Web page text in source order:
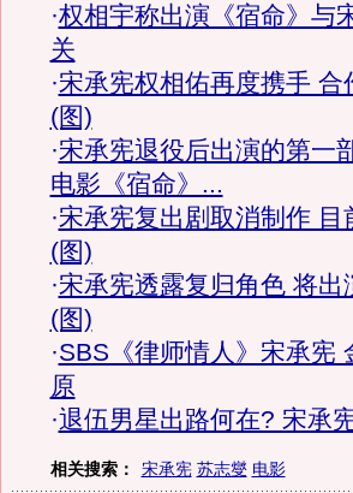
·权相宇称出演《宿命》与
关
·宋承宪权相佑再度携手 合
(图)
·宋承宪退役后出演的第一
电影《宿命》...
·宋承宪复出剧取消制作 目
(图)
·宋承宪透露复归角色 将出
(图)
·SBS《律师情人》宋承宪
原
·退伍男星出路何在? 宋承
相关搜索： 宋承宪 苏志燮 电影